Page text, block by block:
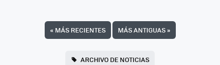
« MÁS RECIENTES MÁS ANTIGUAS»
ARCHIVO DE NOTICIAS